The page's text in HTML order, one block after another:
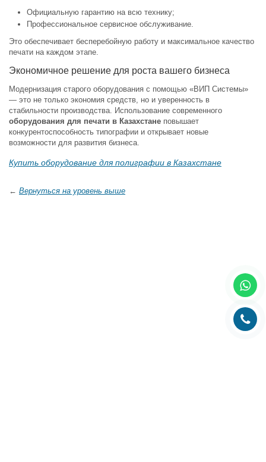
Официальную гарантию на всю технику;
Профессиональное сервисное обслуживание.
Это обеспечивает бесперебойную работу и максимальное качество
печати на каждом этапе.
Экономичное решение для роста вашего бизнеса
Модернизация старого оборудования с помощью «ВИП Системы»
— это не только экономия средств, но и уверенность в
стабильности производства. Использование современного
оборудования для печати в Казахстане повышает
конкурентоспособность типографии и открывает новые
возможности для развития бизнеса.
Купить оборудование для полиграфии в Казахстане
← Вернуться на уровень выше